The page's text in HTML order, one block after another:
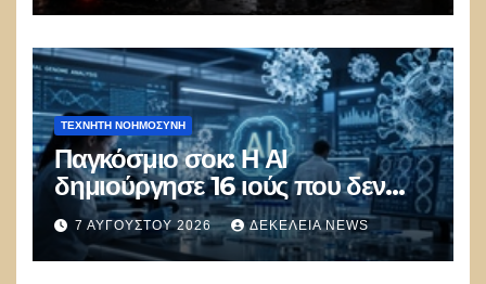
ΤΕΧΝΗΤΉ ΝΟΗΜΟΣΎΝΗ
Παγκόσμιο σοκ: Η ΑΙ
δημιούργησε 16 ιούς που δεν
υπάρχουν στη φύση –
Συναγερμός: Ο εφιάλτης μόλις
άρχισε
7 ΑΥΓΟΎΣΤΟΥ 2026 ΔΕΚΈΛΕΙΑ NEWS